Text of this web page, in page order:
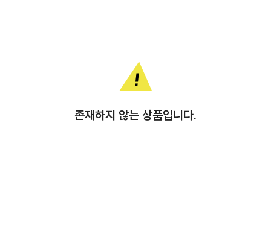
존재하지 않는 상품입니다.